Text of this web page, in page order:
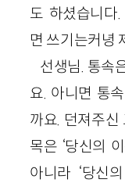
도 하셨습니다
면 쓰기는커녕
선생님. 통속
요. 아니면 통
까요. 던져주신
목은 ‘당신의
아니라 ‘당신